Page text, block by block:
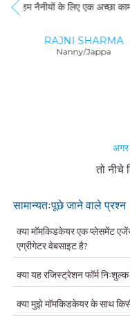
जुड गई और अब में दिन
तो नीचे
सामान्यतःपूछे जाने वाले प्रश्न
क्या मॉमकिडकेयर एक प्लेसमेंट
एग्रीगेटर वेबसाइट है?
क्या यह रजिस्ट्रेशन फॉर्म निःशुल्क
क्या मुझे मॉमकिडकेयर के साथ